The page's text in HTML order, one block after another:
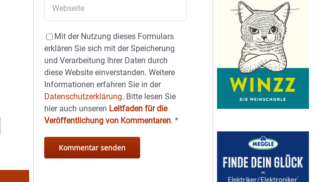
Mit der Nutzung dieses Formulars
erklären Sie sich mit der Speicherung
und Verarbeitung Ihrer Daten durch
diese Website einverstanden. Weitere
Informationen erfahren Sie in der
Datenschutzerklärung. Bitte lesen Sie
hier auch unseren Leitfaden für die
Veröffentlichung von Kommentaren.*